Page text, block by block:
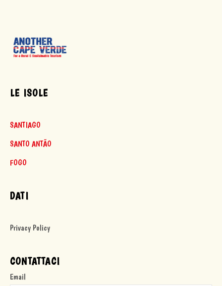
LE ISOLE
SANTIAGO
SANTO ANTÃO
FOGO
DATI
Privacy Policy
CONTATTACI
Email